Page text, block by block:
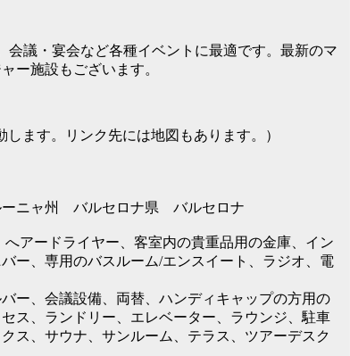
議・宴会など各種イベントに最適です。最新のマ
ー施設もございます。
します。リンク先には地図もあります。）
ーニャ州 バルセロナ県 バルセロナ
アードライヤー、客室内の貴重品用の金庫、イン
ー、専用のバスルーム/エンスイート、ラジオ、電
ー、会議設備、両替、ハンディキャップの方用の
ス、ランドリー、エレベーター、ラウンジ、駐車
ス、サウナ、サンルーム、テラス、ツアーデスク